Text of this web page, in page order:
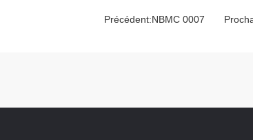
Précédent:NBMC 0007